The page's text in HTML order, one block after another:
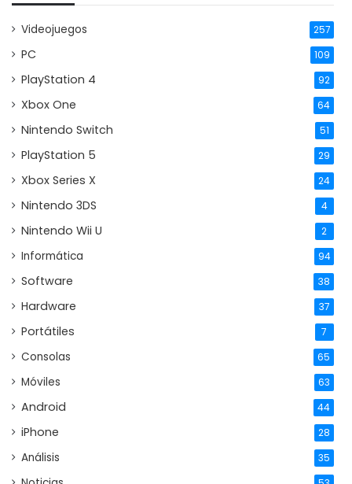
Videojuegos 257
PC 109
PlayStation 4 92
Xbox One 64
Nintendo Switch 51
PlayStation 5 29
Xbox Series X 24
Nintendo 3DS 4
Nintendo Wii U 2
Informática 94
Software 38
Hardware 37
Portátiles 7
Consolas 65
Móviles 63
Android 44
iPhone 28
Análisis 35